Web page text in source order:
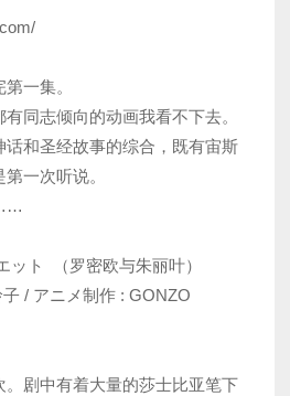
一集。
同志倾向的动画我看不下去。
和圣经故事的综合，既有宙斯
一次听说。
ット （罗密欧与朱丽叶）
/ アニメ制作 : GONZO
剧中有着大量的莎士比亚笔下